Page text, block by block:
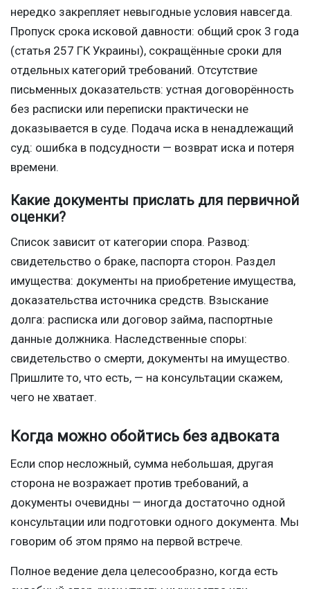
нередко закрепляет невыгодные условия навсегда.
Пропуск срока исковой давности: общий срок 3 года
(статья 257 ГК Украины), сокращённые сроки для
отдельных категорий требований. Отсутствие
письменных доказательств: устная договорённость
без расписки или переписки практически не
доказывается в суде. Подача иска в ненадлежащий
суд: ошибка в подсудности — возврат иска и потеря
времени.
Какие документы прислать для первичной
оценки?
Список зависит от категории спора. Развод:
свидетельство о браке, паспорта сторон. Раздел
имущества: документы на приобретение имущества,
доказательства источника средств. Взыскание
долга: расписка или договор займа, паспортные
данные должника. Наследственные споры:
свидетельство о смерти, документы на имущество.
Пришлите то, что есть, — на консультации скажем,
чего не хватает.
Когда можно обойтись без адвоката
Если спор несложный, сумма небольшая, другая
сторона не возражает против требований, а
документы очевидны — иногда достаточно одной
консультации или подготовки одного документа. Мы
говорим об этом прямо на первой встрече.
Полное ведение дела целесообразно, когда есть